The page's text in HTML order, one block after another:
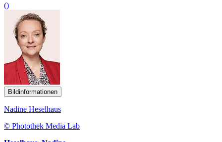
()
Bildinformationen
Nadine Heselhaus
© Photothek Media Lab